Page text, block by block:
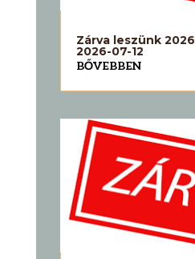
Zárva leszünk
2026-07-12
BŐVEBBEN